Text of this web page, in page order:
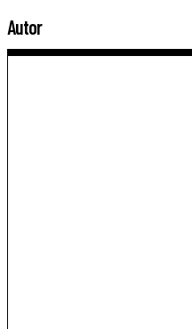
Autor